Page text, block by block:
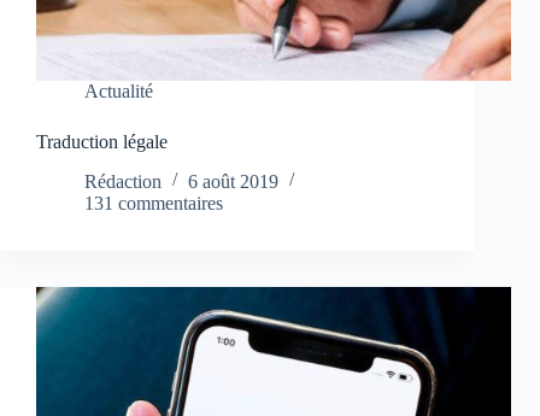
Actualité
Traduction légale
Rédaction
6 août 2019
131 commentaires